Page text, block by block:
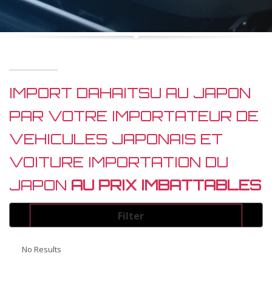
IMPORT DAHAITSU AU JAPON
PAR VOTRE IMPORTATEUR DE
VEHICULES JAPONAIS ET
VOITURE IMPORTATION DU
JAPON AU PRIX IMBATTABLES
Filter
Energie
No Results